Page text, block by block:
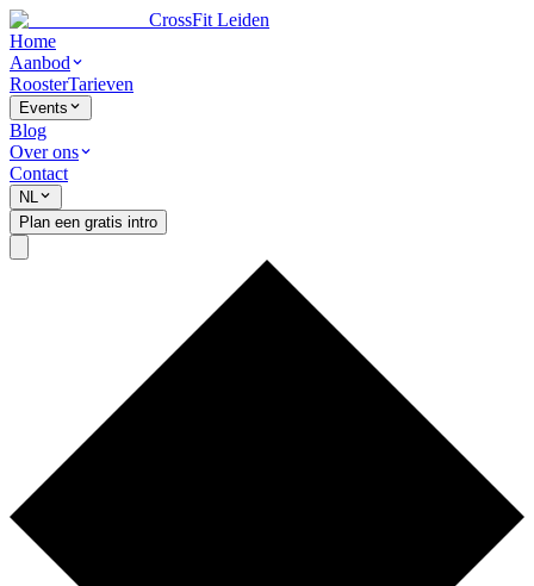
CrossFit Leiden
Home
Aanbod
RoosterTarieven
Events
Blog
Over ons
Contact
NL
Plan een gratis intro